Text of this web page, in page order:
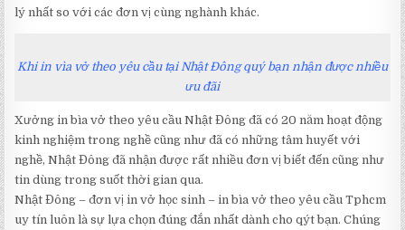
lý nhất so với các đơn vị cùng nghành khác.
Khi in vìa vở theo yêu cầu tại Nhật Đông quý bạn nhận được nhiều
ưu đãi
Xưởng in bìa vở theo yêu cầu Nhật Đông đã có 20 năm hoạt động
kinh nghiệm trong nghề cũng như đã có những tâm huyết với
nghề, Nhật Đông đã nhận được rất nhiều đơn vị biết đến cũng như
tin dùng trong suốt thời gian qua.
Nhật Đông – đơn vị in vở học sinh – in bìa vở theo yêu cầu Tphcm
uy tín luôn là sự lựa chọn đúng đắn nhất dành cho qýt bạn. Chúng